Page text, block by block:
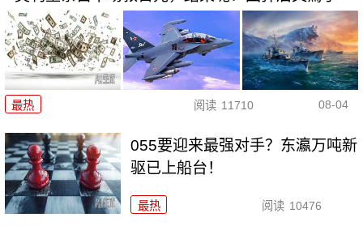
最热 阅读 11710 08-04
055要迎来最强对手？东瀛万吨新
驱已上船台！
最热 阅读 10476